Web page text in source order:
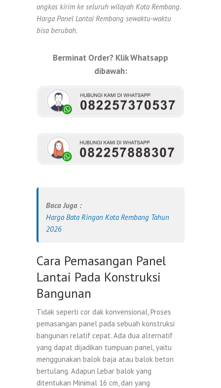
ongkos kirim ke seluruh wilayah Kota Rembang.
Harga Panel Lantai Rembang sewaktu-waktu
bisa berubah.
Berminat Order? Klik Whatsapp
dibawah:
Baca Juga :
Harga Bata Ringan Kota Rembang Tahun
2026
Cara Pemasangan Panel
Lantai Pada Konstruksi
Bangunan
Tidak seperti cor dak konvensional, Proses
pemasangan panel pada sebuah konstruksi
bangunan relatif cepat. Ada dua alternatif
yang dapat dijadikan tumpuan panel, yaitu
menggunakan balok baja atau balok beton
bertulang. Adapun Lebar balok yang
ditentukan Minimal 16 cm, dan yang